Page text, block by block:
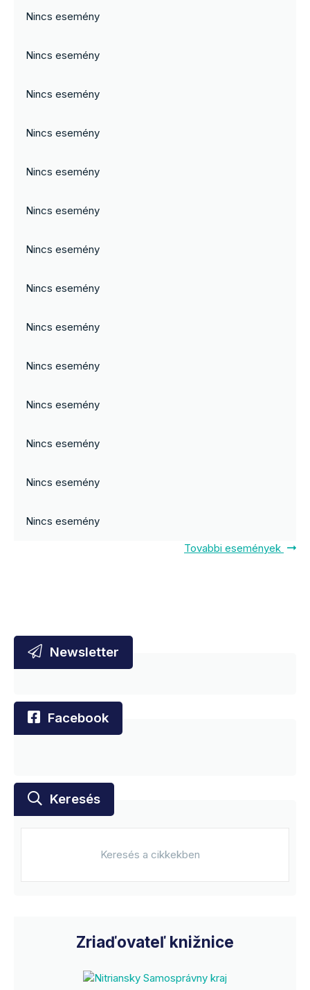
Nincs esemény
Nincs esemény
Nincs esemény
Nincs esemény
Nincs esemény
Nincs esemény
Nincs esemény
Nincs esemény
Nincs esemény
Nincs esemény
Nincs esemény
Nincs esemény
Nincs esemény
Nincs esemény
Tovabbi események
Newsletter
Facebook
Keresés
Zriaďovateľ knižnice